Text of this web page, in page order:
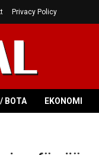
Privacy Policy
BOTA EKONOMI